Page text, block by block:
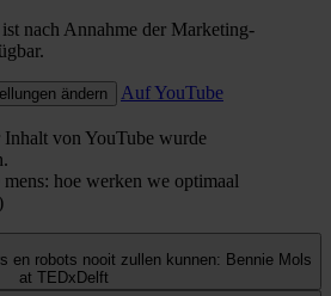
nach Annahme der Marketing-
ändern
Auf YouTube
Inhalt von YouTube wurde
hoe werken we optimaal
en robots nooit zullen kunnen: Bennie Mols
at TEDxDelft